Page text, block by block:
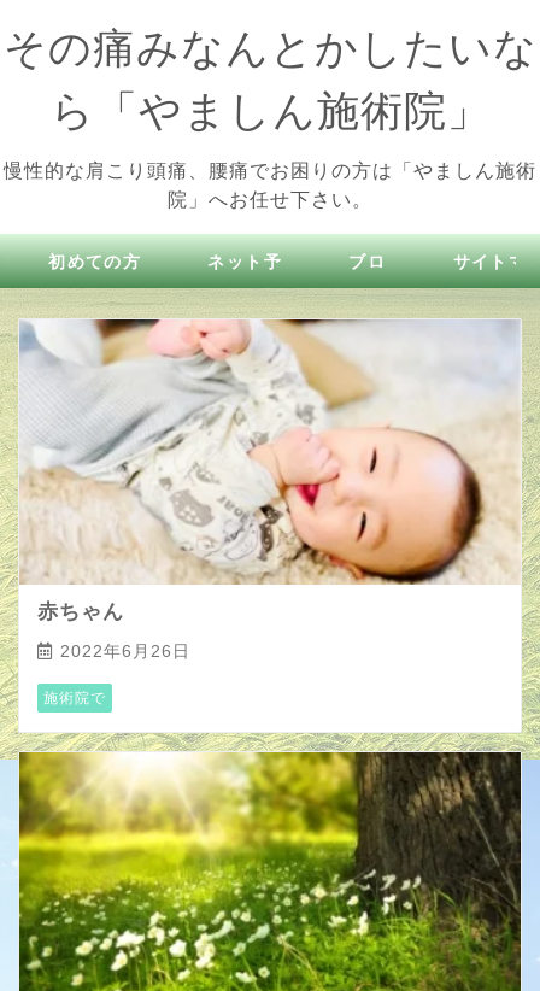
その痛みなんとかしたいな
ら「やましん施術院」
慢性的な肩こり頭痛、腰痛でお困りの方は「やましん施術
院」へお任せ下さい。
初めての方
へ
ネット予
約
ブロ
グ
サイトマ
プ
赤ちゃん
2022年6月26日
施術院で